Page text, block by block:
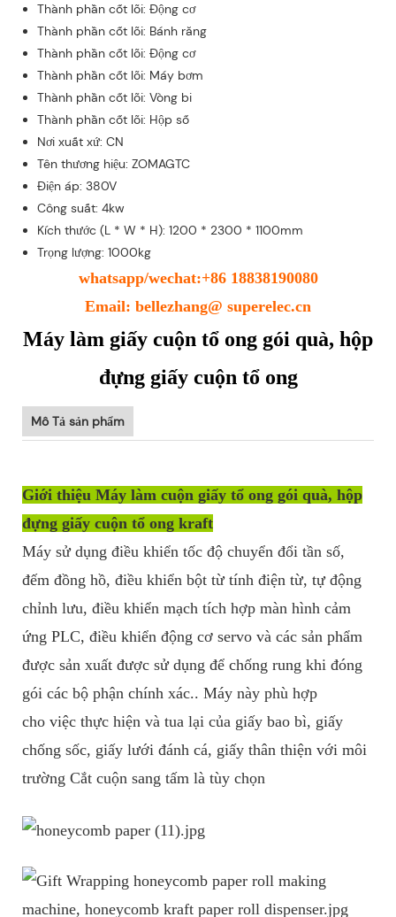
Thành phần cốt lõi: Động cơ
Thành phần cốt lõi: Bánh răng
Thành phần cốt lõi: Động cơ
Thành phần cốt lõi: Máy bơm
Thành phần cốt lõi: Vòng bi
Thành phần cốt lõi: Hộp số
Nơi xuất xứ: CN
Tên thương hiệu: ZOMAGTC
Điện áp: 380V
Công suất: 4kw
Kích thước (L * W * H): 1200 * 2300 * 1100mm
Trọng lượng: 1000kg
whatsapp/wechat:+86 18838190080
Email: bellezhang@ superelec.cn
Máy làm giấy cuộn tổ ong gói quà, hộp
đựng giấy cuộn tổ ong
Mô Tả sản phẩm
Giới thiệu Máy làm cuộn giấy tổ ong gói quà, hộp
đựng giấy cuộn tổ ong kraft
Máy sử dụng điều khiển tốc độ chuyển đổi tần số,
đếm đồng hồ, điều khiển bột từ tính điện từ, tự động
chỉnh lưu, điều khiển mạch tích hợp màn hình cảm
ứng PLC, điều khiển động cơ servo và các sản phẩm
được sản xuất được sử dụng để chống rung khi đóng
gói các bộ phận chính xác.. Máy này phù hợp
cho việc thực hiện và tua lại của giấy bao bì, giấy
chống sốc, giấy lưới đánh cá, giấy thân thiện với môi
trường Cắt cuộn sang tấm là tùy chọn